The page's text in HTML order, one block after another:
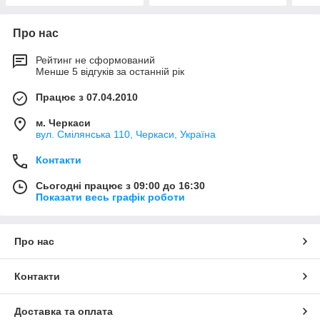
Про нас
Рейтинг не сформований
Менше 5 відгуків за останній рік
Працює з 07.04.2010
м. Черкаси
вул. Смілянська 110, Черкаси, Україна
Контакти
Сьогодні працює з 09:00 до 16:30
Показати весь графік роботи
Про нас
Контакти
Доставка та оплата